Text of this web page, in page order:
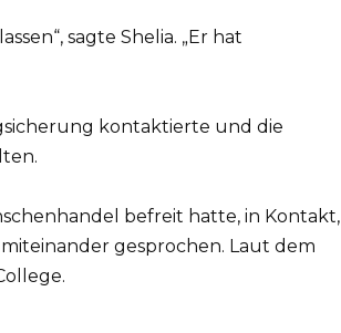
sagte Shelia. „Er hat
kontaktierte und die
befreit hatte, in Kontakt,
gesprochen. Laut dem